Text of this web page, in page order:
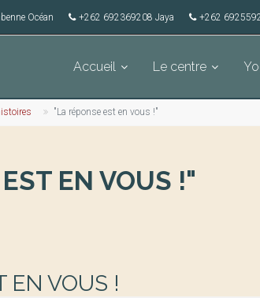
Océan +262 692369208 Jaya +262
Accueil Le centre
"La réponse est en vous !"
EN VOUS !"
EN VOUS !